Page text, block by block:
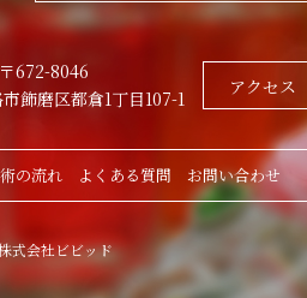
〒672-8046
飾磨区都倉1丁目107-1
アクセス
の流れ よくある質問 お問い合わせ
式会社ビビッド